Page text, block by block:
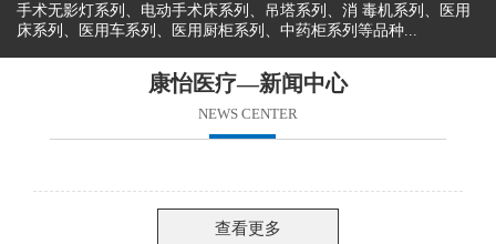
手术无影灯系列、电动手术床系列、吊塔系列、消 毒机系列、医用
床系列、医用车系列、医用厨柜系列、中药柜系列等品种...
康怡医疗—新闻中心
NEWS CENTER
查看更多